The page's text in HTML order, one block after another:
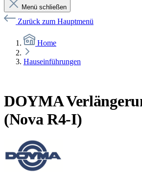
Menü schließen
Zurück zum Hauptmenü
Home
Hauseinführungen
DOYMA
(Nova R4-I)